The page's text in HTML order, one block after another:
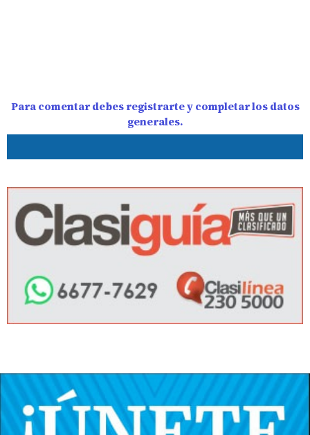
Para comentar debes registrarte y completar los datos
generales.